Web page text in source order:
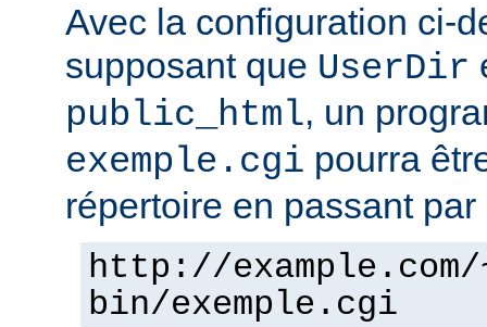
Avec la configuration ci-
supposant que UserDir
public_html, un
exemple.cgi pourra
répertoire en passant par
http://
bin/exemple.cgi